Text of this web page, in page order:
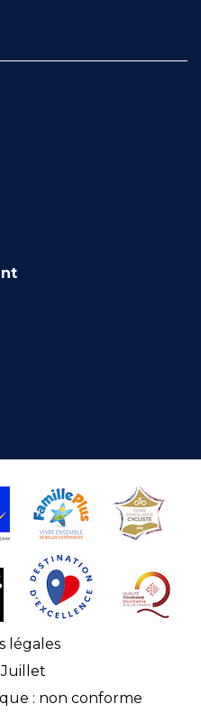
légales
: non conforme